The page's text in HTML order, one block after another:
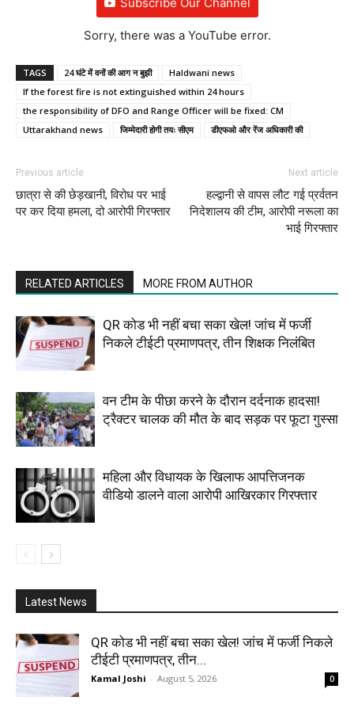
Subscribe Our Channel
Sorry, there was a YouTube error.
TAGS 24 घंटे में वनों की आग न बुझी
Haldwani news
If the forest fire is not extinguished within 24 hours
the responsibility of DFO and Range Officer will be fixed: CM
Uttarakhand news
जिम्मेदारी होगी तयः सीएम डीएफओ और रेंज अधिकारी की
Previous article
छात्रा से की छेड़खानी, विरोध पर भाई
पर कर दिया हमला, दो आरोपी गिरफ्तार
Next article
हल्द्वानी से वापस लौट गई प्रर्वतन
निदेशालय की टीम, आरोपी नरूला का
भाई गिरफ्तार
RELATED ARTICLES MORE FROM AUTHOR
QR कोड भी नहीं बचा सका खेल! जांच में फर्जी
निकले टीईटी प्रमाणपत्र, तीन शिक्षक निलंबित
वन टीम के पीछा करने के दौरान दर्दनाक हादसा!
ट्रैक्टर चालक की मौत के बाद सड़क पर फूटा गुस्सा
महिला और विधायक के खिलाफ आपत्तिजनक
वीडियो डालने वाला आरोपी आखिरकार गिरफ्तार
Latest News
QR कोड भी नहीं बचा सका खेल! जांच में फर्जी निकले
टीईटी प्रमाणपत्र, तीन...
Kamal Joshi - August 5, 2026 0